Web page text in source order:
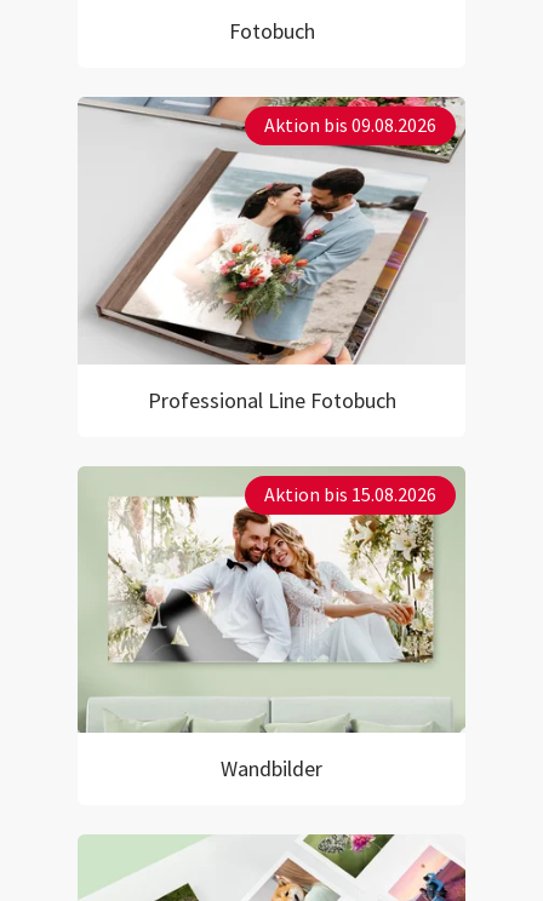
Fotobuch
Aktion bis 09.08.2026
Professional Line Fotobuch
Aktion bis 15.08.2026
Wandbilder